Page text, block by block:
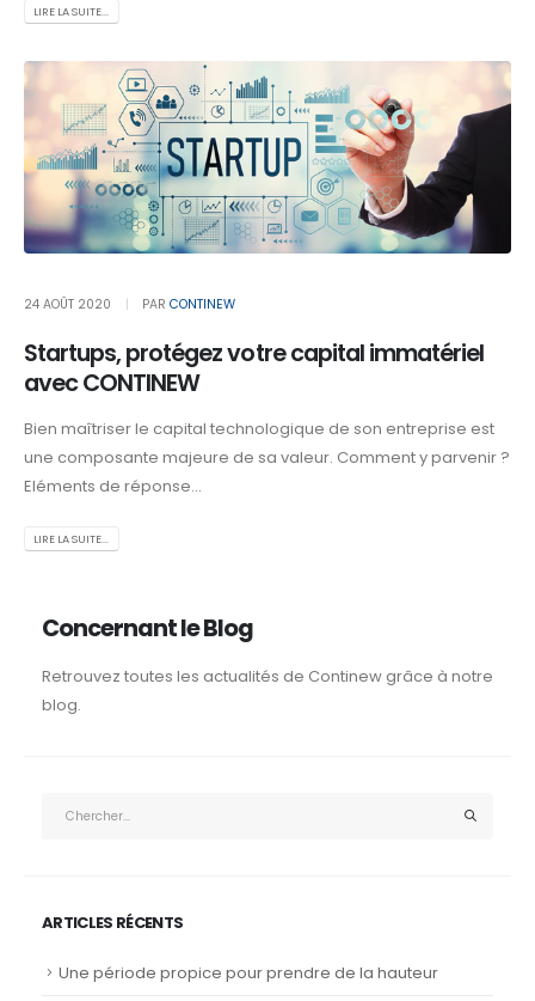
LIRE LA SUITE...
24 AOÛT 2020 PAR CONTINEW
Startups, protégez votre capital immatériel
avec CONTINEW
Bien maîtriser le capital technologique de son entreprise est
une composante majeure de sa valeur. Comment y parvenir ?
Eléments de réponse...
LIRE LA SUITE...
Concernant le Blog
Retrouvez toutes les actualités de Continew grâce à notre
blog.
ARTICLES RÉCENTS
Une période propice pour prendre de la hauteur